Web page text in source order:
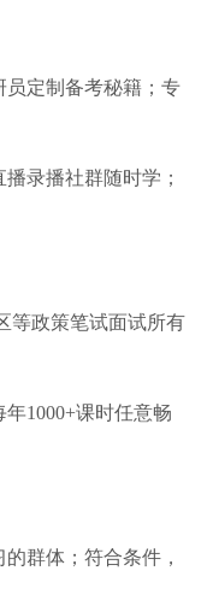
员定制备考秘籍；专
录播社群随时学；
等政策笔试面试所有
1000+课时任意畅
群体；符合条件，